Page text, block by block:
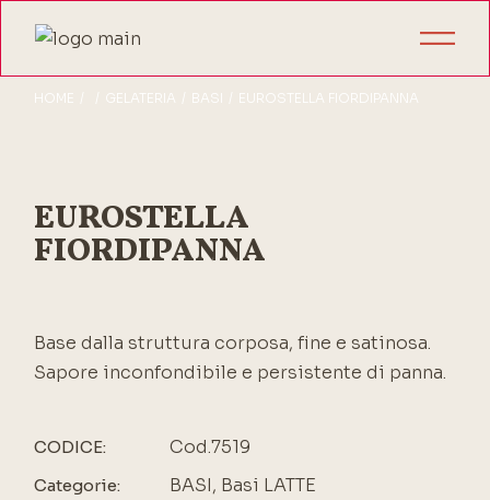
HOME GELATERIA BASI EUROSTELLA FIORDIPANNA
EUROSTELLA
FIORDIPANNA
Base dalla struttura corposa, fine e satinosa.
Sapore inconfondibile e persistente di panna.
CODICE: Cod.7519
Categorie: BASI, Basi LATTE